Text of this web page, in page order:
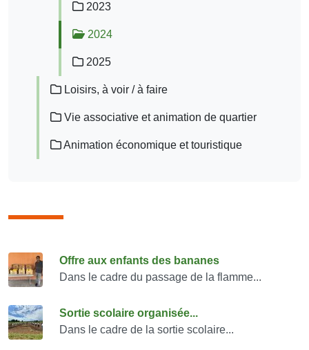
2023
2024
2025
Loisirs, à voir / à faire
Vie associative et animation de quartier
Animation économique et touristique
Consulter également
Offre aux enfants des bananes
Dans le cadre du passage de la flamme...
Sortie scolaire organisée...
Dans le cadre de la sortie scolaire...